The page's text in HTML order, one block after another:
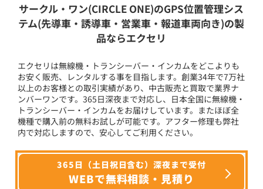
サークル・ワン(CIRCLE ONE)のGPS位置管理シス
テム(先導車・誘導車・営業車・報道車両向き)の製
品ならエクセリ
エクセリは無線機・トランシーバー・インカムをどこよりも
お安く販売、レンタルする事を目指します。創業34年で7万社
以上のお客様との取引実績があり、中古販売と買取で業界ナ
ンバーワンです。365日深夜まで対応し、日本全国に無線機・
トランシーバー・インカムをお届けしています。またほぼ全
機種で購入前の無料お試しが可能です。アフター修理も弊社
内で対応しますので、安心してご利用ください。
365日（土日祝日含む）深夜まで受付
WEBで無料相談・見積り